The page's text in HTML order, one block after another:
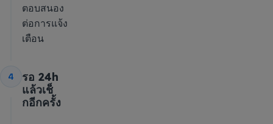
ตอบสนอง
ต่อการแจ้ง
เตือน
4
รอ 24h
แล้วเช็
กอีกครั้ง